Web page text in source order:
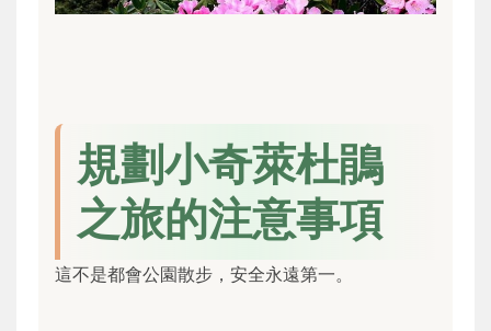
規劃小奇萊杜鵑
之旅的注意事項
這不是都會公園散步，安全永遠第一。